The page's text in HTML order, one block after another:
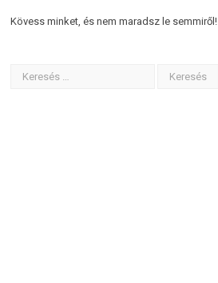
Kövess minket, és nem maradsz le semmiről!